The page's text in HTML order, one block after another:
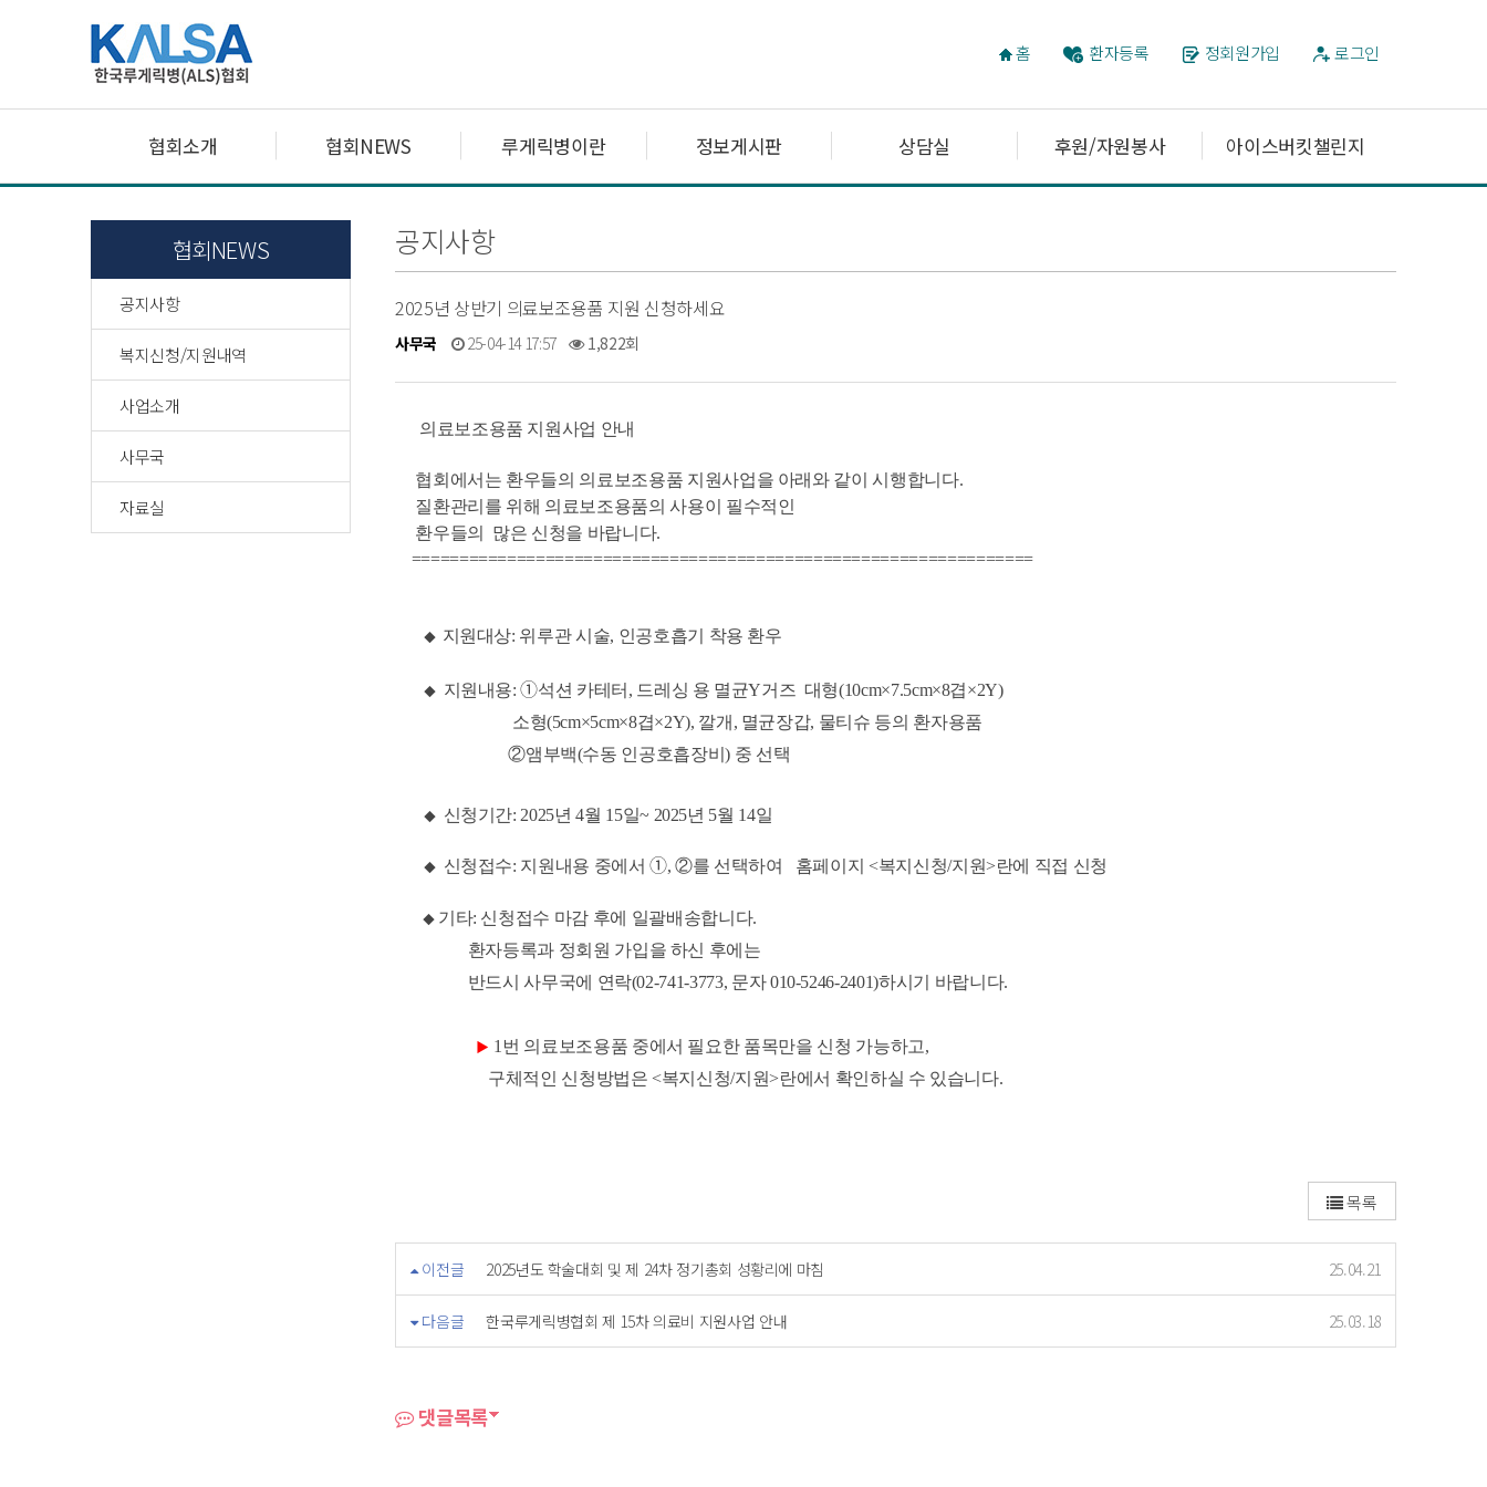
홈 환자등록 정회원가입 로그인
협회소개 협회NEWS 루게릭병이란 정보게시판 상담실 후원/자원봉사 아이스버킷챌린지
협회NEWS
공지사항
복지신청/지원내역
사업소개
사무국
자료실
공지사항
2025년 상반기 의료보조용품 지원 신청하세요
사무국 25-04-14 17:57 1,822회
의료보조용품 지원사업 안내
협회에서는 환우들의 의료보조용품 지원사업을 아래와 같이 시행합니다.
질환관리를 위해 의료보조용품의 사용이 필수적인
환우들의 많은 신청을 바랍니다.
=================================================================
◆ 지원대상: 위루관 시술, 인공호흡기 착용 환우
◆ 지원내용:➀석션 카테터, 드레싱 용 멸균Y거즈 대형(10cm×7.5cm×8겹×2Y)
소형(5cm×5cm×8겹×2Y), 깔개, 멸균장갑, 물티슈 등의 환자용품
②앰부백(수동 인공호흡장비) 중 선택
◆신청기간: 2025년 4월 15일~ 2025년 5월 14일
◆신청접수: 지원내용 중에서 ➀,②를 선택하여 홈페이지 <복지신청/지원>란에 직접 신청
◆기타: 신청접수 마감 후에 일괄배송합니다.
환자등록과 정회원 가입을 하신 후에는
반드시 사무국에 연락(02-741-3773, 문자 010-5246-2401)하시기 바랍니다.
▶ 1 번 의료보조용품 중에서 필요한 품목만을 신청 가능하고,
구체적인 신청방법은 <복지신청/지원>란에서 확인하실 수 있습니다.
목록
이전글 2025년도 학술대회 및 제 24차 정기총회 성황리에 마침 25.04.21
다음글 한국루게릭병협회 제 15차 의료비 지원사업 안내 25.03.18
댓글목록